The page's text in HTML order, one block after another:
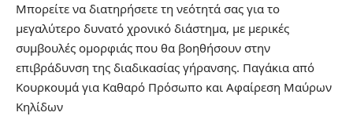
Μπορείτε να διατηρήσετε τη νεότητά σας για το
μεγαλύτερο δυνατό χρονικό διάστημα, με μερικές
συμβουλές ομορφιάς που θα βοηθήσουν στην
επιβράδυνση της διαδικασίας γήρανσης. Παγάκια από
Κουρκουμά για Καθαρό Πρόσωπο και Αφαίρεση Μαύρων
Κηλίδων